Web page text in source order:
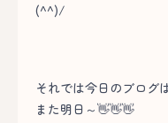
(^^)/
それでは今日のブログ
また明日～👋👋👋